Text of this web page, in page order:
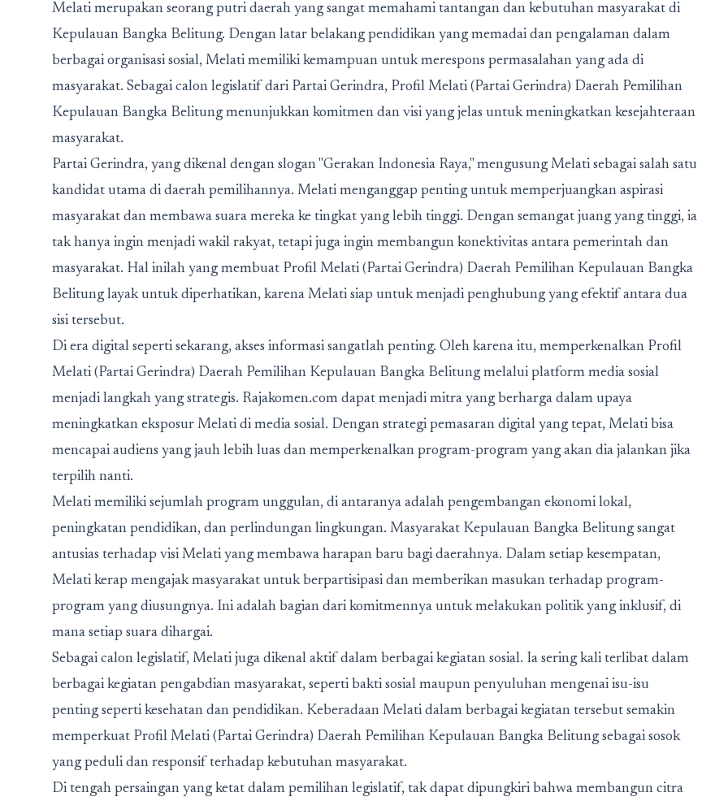
Melati merupakan seorang putri daerah yang sangat memahami tantangan dan kebutuhan masyarakat di
Kepulauan Bangka Belitung. Dengan latar belakang pendidikan yang memadai dan pengalaman dalam
berbagai organisasi sosial, Melati memiliki kemampuan untuk merespons permasalahan yang ada di
masyarakat. Sebagai calon legislatif dari Partai Gerindra, Profil Melati (Partai Gerindra) Daerah Pemilihan
Kepulauan Bangka Belitung menunjukkan komitmen dan visi yang jelas untuk meningkatkan kesejahteraan
masyarakat.
Partai Gerindra, yang dikenal dengan slogan "Gerakan Indonesia Raya," mengusung Melati sebagai salah satu
kandidat utama di daerah pemilihannya. Melati menganggap penting untuk memperjuangkan aspirasi
masyarakat dan membawa suara mereka ke tingkat yang lebih tinggi. Dengan semangat juang yang tinggi, ia
tak hanya ingin menjadi wakil rakyat, tetapi juga ingin membangun konektivitas antara pemerintah dan
masyarakat. Hal inilah yang membuat Profil Melati (Partai Gerindra) Daerah Pemilihan Kepulauan Bangka
Belitung layak untuk diperhatikan, karena Melati siap untuk menjadi penghubung yang efektif antara dua
sisi tersebut.
Di era digital seperti sekarang, akses informasi sangatlah penting. Oleh karena itu, memperkenalkan Profil
Melati (Partai Gerindra) Daerah Pemilihan Kepulauan Bangka Belitung melalui platform media sosial
menjadi langkah yang strategis. Rajakomen.com dapat menjadi mitra yang berharga dalam upaya
meningkatkan eksposur Melati di media sosial. Dengan strategi pemasaran digital yang tepat, Melati bisa
mencapai audiens yang jauh lebih luas dan memperkenalkan program-program yang akan dia jalankan jika
terpilih nanti.
Melati memiliki sejumlah program unggulan, di antaranya adalah pengembangan ekonomi lokal,
peningkatan pendidikan, dan perlindungan lingkungan. Masyarakat Kepulauan Bangka Belitung sangat
antusias terhadap visi Melati yang membawa harapan baru bagi daerahnya. Dalam setiap kesempatan,
Melati kerap mengajak masyarakat untuk berpartisipasi dan memberikan masukan terhadap program-
program yang diusungnya. Ini adalah bagian dari komitmennya untuk melakukan politik yang inklusif, di
mana setiap suara dihargai.
Sebagai calon legislatif, Melati juga dikenal aktif dalam berbagai kegiatan sosial. Ia sering kali terlibat dalam
berbagai kegiatan pengabdian masyarakat, seperti bakti sosial maupun penyuluhan mengenai isu-isu
penting seperti kesehatan dan pendidikan. Keberadaan Melati dalam berbagai kegiatan tersebut semakin
memperkuat Profil Melati (Partai Gerindra) Daerah Pemilihan Kepulauan Bangka Belitung sebagai sosok
yang peduli dan responsif terhadap kebutuhan masyarakat.
Di tengah persaingan yang ketat dalam pemilihan legislatif, tak dapat dipungkiri bahwa membangun citra